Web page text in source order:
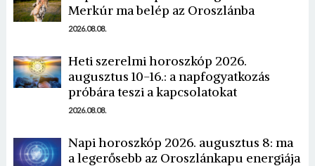
Merkúr ma belép az Oroszlánba
2026.08.08.
Heti szerelmi horoszkóp 2026.
augusztus 10-16.: a napfogyatkozás
próbára teszi a kapcsolatokat
2026.08.08.
Napi horoszkóp 2026. augusztus 8: ma
a legerősebb az Oroszlánkapu energiája
Borsonline bejelentkezés
E-mail cím vagy felhasználónév
Jelszó